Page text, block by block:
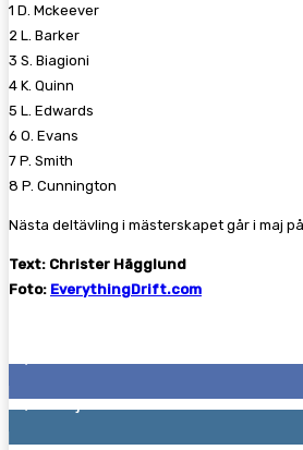
1 D. Mckeever
2 L. Barker
3 S. Biagioni
4 K. Quinn
5 L. Edwards
6 O. Evans
7 P. Smith
8 P. Cunnington
Nästa deltävling i mästerskapet går i maj
Text: Christer Hägglund
Foto: EverythingDrift.com